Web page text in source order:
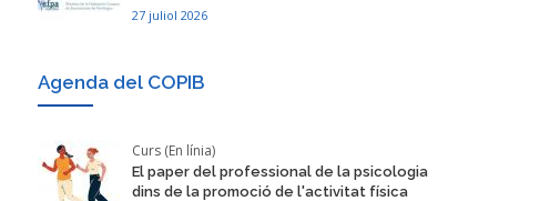
27 juliol 2026
Agenda del COPIB
Curs (En línia)
El paper del professional de la psicologia
dins de la promoció de l'activitat física